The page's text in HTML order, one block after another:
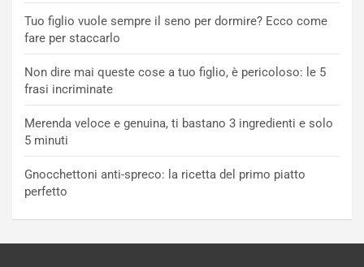
Tuo figlio vuole sempre il seno per dormire? Ecco come
fare per staccarlo
Non dire mai queste cose a tuo figlio, è pericoloso: le 5
frasi incriminate
Merenda veloce e genuina, ti bastano 3 ingredienti e solo
5 minuti
Gnocchettoni anti-spreco: la ricetta del primo piatto
perfetto